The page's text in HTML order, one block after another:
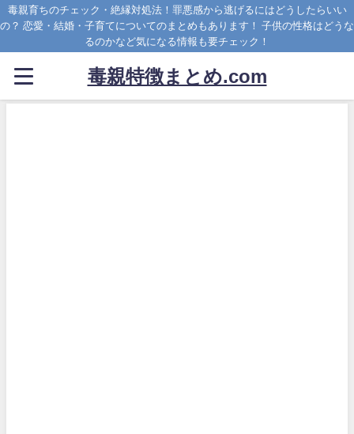
毒親育ちのチェック・絶縁対処法！罪悪感から逃げるにはどうしたらいい
の？ 恋愛・結婚・子育てについてのまとめもあります！ 子供の性格はどうな
るのかなど気になる情報も要チェック！
毒親特徴まとめ.com